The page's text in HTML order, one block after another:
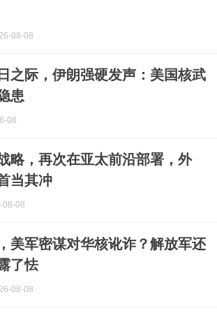
08-08
之际，伊朗强硬发声：美国核武
患
08
略，再次在亚太前沿部署，外
当其冲
08-08
美军密谋对华核讹诈？解放军还
了怯
08-08